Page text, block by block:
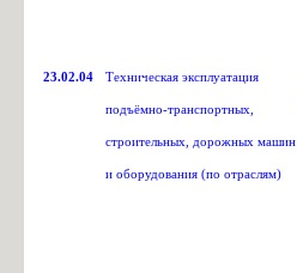
23.02.04 Техническая эксплуатация
подъёмно-транспортных,
строительных, дорожных машин
и оборудования (по отраслям)